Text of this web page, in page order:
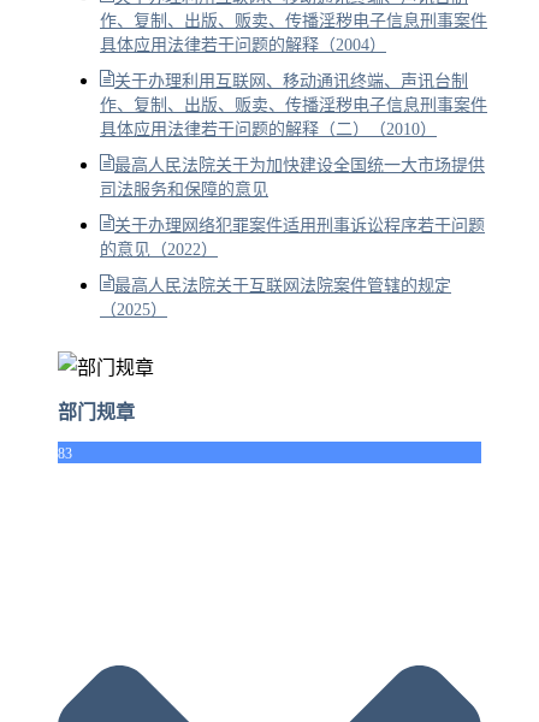
作、复制、出版、贩卖、传播淫秽电子信息刑事案件
具体应用法律若干问题的解释（2004）
关于办理利用互联网、移动通讯终端、声讯台制
作、复制、出版、贩卖、传播淫秽电子信息刑事案件
具体应用法律若干问题的解释（二）（2010）
最高人民法院关于为加快建设全国统一大市场提供
司法服务和保障的意见
关于办理网络犯罪案件适用刑事诉讼程序若干问题
的意见（2022）
最高人民法院关于互联网法院案件管辖的规定
（2025）
部门规章
83